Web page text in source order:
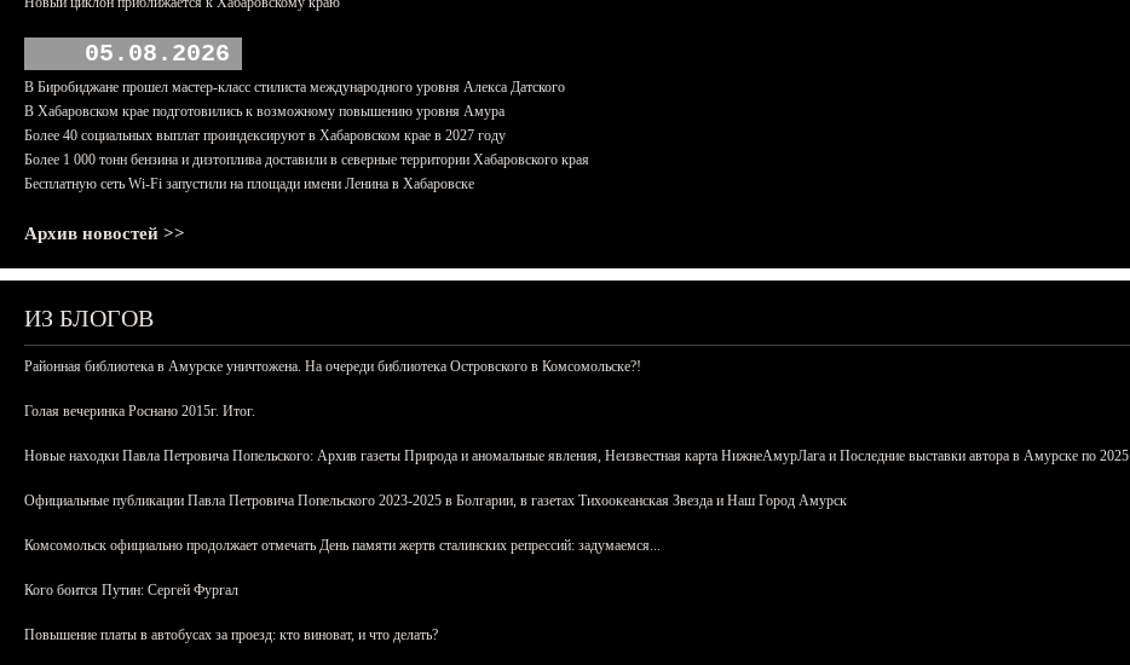
05.08.2026
В Биробиджане прошел мастер-класс стилиста международного уровня Алекса Датского
В Хабаровском крае подготовились к возможному повышению уровня Амура
Более 40 социальных выплат проиндексируют в Хабаровском крае в 2027 году
Более 1 000 тонн бензина и дизтоплива доставили в северные территории Хабаровского края
Бесплатную сеть Wi-Fi запустили на площади имени Ленина в Хабаровске
Архив новостей >>
ИЗ БЛОГОВ
Районная библиотека в Амурске уничтожена. На очереди библиотека Островского в Комсомольске?!
Голая вечеринка Роснано 2015г. Итог.
Новые находки Павла Петровича Попельского: Архив газеты Природа и аномальные явления, Неизвестная карта НижнеАмурЛага и Последние выставки автора в Амурске по 2025
Официальные публикации Павла Петровича Попельского 2023-2025 в Болгарии, в газетах Тихоокеанская Звезда и Наш Город Амурск
Комсомольск официально продолжает отмечать День памяти жертв сталинских репрессий: задумаемся...
Кого боится Путин: Сергей Фургал
Повышение платы в автобусах за проезд: кто виноват, и что делать?